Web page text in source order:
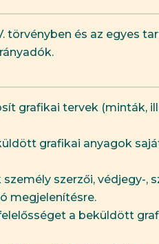
törvényben és az egyes
grafikai tervek (minták,
grafikai anyagok
szerzői, védjegy-,
megjelenítésre.
a beküldött